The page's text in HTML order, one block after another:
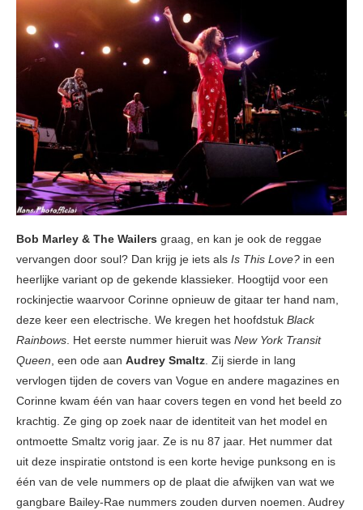
Bob Marley & The Wailers graag, en kan je ook de reggae
vervangen door soul? Dan krijg je iets als Is This Love? in een
heerlijke variant op de gekende klassieker. Hoogtijd voor een
rockinjectie waarvoor Corinne opnieuw de gitaar ter hand nam,
deze keer een electrische. We kregen het hoofdstuk Black
Rainbows . Het eerste nummer hieruit was New York Transit
Queen , een ode aan Audrey Smaltz . Zij sierde in lang
vervlogen tijden de covers van Vogue en andere magazines en
Corinne kwam één van haar covers tegen en vond het beeld zo
krachtig. Ze ging op zoek naar de identiteit van het model en
ontmoette Smaltz vorig jaar. Ze is nu 87 jaar. Het nummer dat
uit deze inspiratie ontstond is een korte hevige punksong en is
één van de vele nummers op de plaat die afwijken van wat we
gangbare Bailey-Rae nummers zouden durven noemen. Audrey